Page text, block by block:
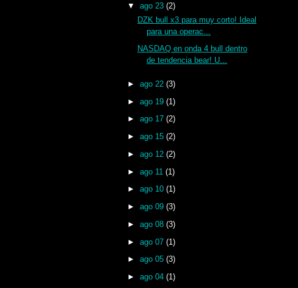
▼ago 23(2)
DZK bull x3 para muy corto! Ideal
para una operac...
NASDAQ en onda 4 bull dentro
de tendencia bear! U...
►ago 22(3)
►ago 19(1)
►ago 17(2)
►ago 15(2)
►ago 12(2)
►ago 11(1)
►ago 10(1)
►ago 09(3)
►ago 08(3)
►ago 07(1)
►ago 05(3)
►ago 04(1)